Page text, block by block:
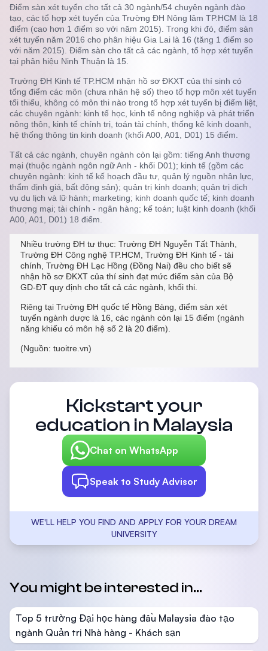
Điểm sàn xét tuyển cho tất cả 30 ngành/54 chuyên ngành đào
tạo, các tổ hợp xét tuyển của Trường ĐH Nông lâm TP.HCM là 18
điểm (cao hơn 1 điểm so với năm 2015). Trong khi đó, điểm sàn
xét tuyển năm 2016 cho phân hiệu Gia Lai là 16 (tăng 1 điểm so
với năm 2015). Điểm sàn cho tất cả các ngành, tổ hợp xét tuyển
tại phân hiệu Ninh Thuận là 15.
Trường ĐH Kinh tế TP.HCM nhận hồ sơ ĐKXT của thí sinh có
tổng điểm các môn (chưa nhân hệ số) theo tổ hợp môn xét tuyển
tối thiểu, không có môn thi nào trong tổ hợp xét tuyển bị điểm liệt,
các chuyên ngành: kinh tế học, kinh tế nông nghiệp và phát triển
nông thôn, kinh tế chính trị, toán tài chính, thống kê kinh doanh,
hệ thống thông tin kinh doanh (khối A00, A01, D01) 15 điểm.
Tất cả các ngành, chuyên ngành còn lại gồm: tiếng Anh thương
mại (thuộc ngành ngôn ngữ Anh - khối D01); kinh tế (gồm các
chuyên ngành: kinh tế kế hoạch đầu tư, quản lý nguồn nhân lực,
thẩm định giá, bất động sản); quản trị kinh doanh; quản trị dịch
vụ du lịch và lữ hành; marketing; kinh doanh quốc tế; kinh doanh
thương mại; tài chính - ngân hàng; kế toán; luật kinh doanh (khối
A00, A01, D01) 18 điểm.
Nhiều trường ĐH tư thục: Trường ĐH Nguyễn Tất Thành,
Trường ĐH Công nghệ TP.HCM, Trường ĐH Kinh tế - tài
chính, Trường ĐH Lạc Hồng (Đồng Nai) đều cho biết sẽ
nhận hồ sơ ĐKXT của thí sinh đạt mức điểm sàn của Bộ
GD-ĐT quy định cho tất cả các ngành, khối thi.
Riêng tại Trường ĐH quốc tế Hồng Bàng, điểm sàn xét
tuyển ngành dược là 16, các ngành còn lại 15 điểm (ngành
năng khiếu có môn hệ số 2 là 20 điểm).
(Nguồn: tuoitre.vn)
Kickstart your
education in Malaysia
Chat on WhatsApp
Speak to Study Advisor
WE'LL HELP YOU FIND AND APPLY FOR YOUR DREAM
UNIVERSITY
You might be interested in...
Top 5 trường Đại học hàng đầu Malaysia đào tạo
ngành Quản trị Nhà hàng - Khách sạn